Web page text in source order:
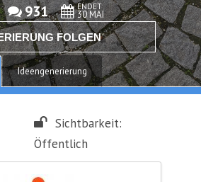
931 ENDET
30 MAI
FOLGEN
Ideengenerierung
Sichtbarkeit:
Öffentlich